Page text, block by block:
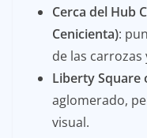
Cerca del Hub
Cenicienta):
de las carrozas
Liberty Square
aglomerado,
visual.